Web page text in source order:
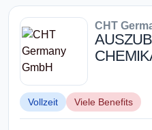
CHT
Vollzeit Viele Benefits